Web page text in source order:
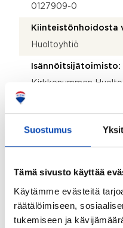
Suostumus
Tämä sivusto käyttää
Käytämme evästeitä
räätälöimiseen,
tukemiseen ja
0127909-0
Kiinteistönhoidosta
Huoltoyhtiö
Isännöitsijätoimisto:
Kirkkonummen
Taloyhtiössä sauna: